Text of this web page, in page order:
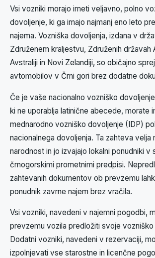
Vsi vozniki morajo imeti veljavno, polno
dovoljenje, ki ga imajo najmanj eno leto
najema. Vozniška dovoljenja, izdana v
Združenem kraljestvu, Združenih državah
Avstraliji in Novi Zelandiji, so običajno
avtomobilov v Črni gori brez dodatne
Če je vaše nacionalno vozniško
ki ne uporablja latinične abecede, morate
mednarodno vozniško dovoljenje (IDP)
nacionalnega dovoljenja. Ta zahteva velja
narodnost in jo izvajajo lokalni ponudniki v
črnogorskimi prometnimi predpisi.
zahtevanih dokumentov ob prevzemu
ponudnik zavrne najem brez vračila.
Vsi vozniki, navedeni v najemni pogodbi,
prevzemu vozila predložiti svoje
Dodatni vozniki, navedeni v rezervaciji,
izpolnjevati vse starostne in licenčne